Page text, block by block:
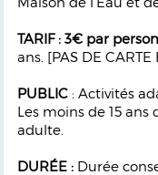
TARIF : 3€ par
ans. [PAS DE
PUBLIC: Activités
Les moins de 15
adulte.
DURÉE : Durée